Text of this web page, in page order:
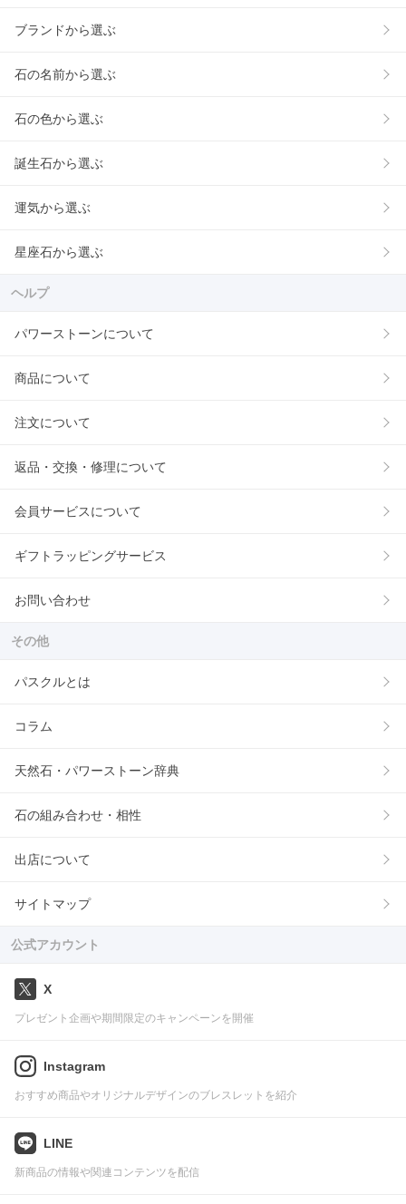
ブランドから選ぶ
石の名前から選ぶ
石の色から選ぶ
誕生石から選ぶ
運気から選ぶ
星座石から選ぶ
ヘルプ
パワーストーンについて
商品について
注文について
返品・交換・修理について
会員サービスについて
ギフトラッピングサービス
お問い合わせ
その他
パスクルとは
コラム
天然石・パワーストーン辞典
石の組み合わせ・相性
出店について
サイトマップ
公式アカウント
X
プレゼント企画や期間限定のキャンペーンを開催
Instagram
おすすめ商品やオリジナルデザインのブレスレットを紹介
LINE
新商品の情報や関連コンテンツを配信